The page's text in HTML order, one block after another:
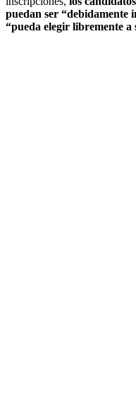
puedan ser “debidamente
“pueda elegir libremente